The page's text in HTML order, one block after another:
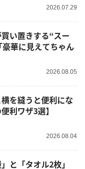
2026.07.29
買い置きする“スー
華に見えてちゃん
2026.08.05
を縫うと便利にな
利ワザ3選】
2026.08.04
と「タオル2枚」